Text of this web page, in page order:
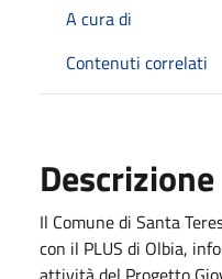
A cura di
Contenuti correlati
Descrizione
Il Comune di Santa
con il PLUS di Olbia,